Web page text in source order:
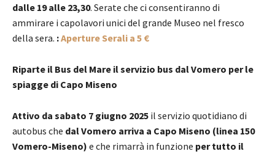
dalle 19 alle 23,30. Serate che ci consentiranno di
ammirare i capolavori unici del grande Museo nel fresco
della sera. :Aperture Serali a 5 €
Riparte il Bus del Mare il servizio bus dal Vomero per le
spiagge di Capo Miseno
Attivo da sabato 7 giugno 2025 il servizio quotidiano di
autobus che dal Vomero arriva a Capo Miseno (linea 150
Vomero-Miseno) e che rimarrà in funzione per tutto il